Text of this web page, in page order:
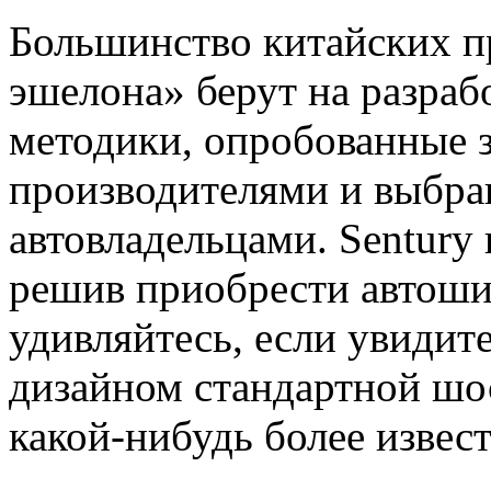
Большинство китайских
эшелона» берут на
методики,
производителями и
автовладельцами.
решив приобрести
удивляйтесь, если
дизайном стандартной
какой-нибудь более